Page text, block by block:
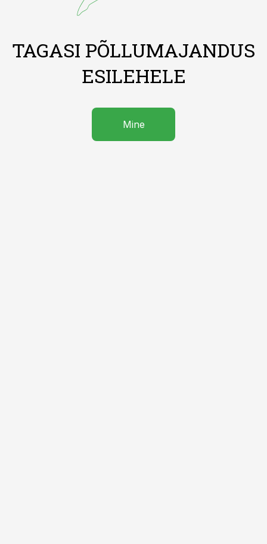
TAGASI PÕLLUMAJANDUS
ESILEHELE
Mine